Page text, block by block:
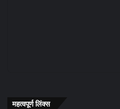
महत्वपूर्ण लिंक्स